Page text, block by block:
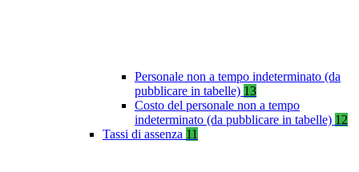
Personale non a tempo indeterminato (da
pubblicare in tabelle) 13
Costo del personale non a tempo
indeterminato (da pubblicare in tabelle) 12
Tassi di assenza 11